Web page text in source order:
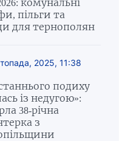
комунальні
пільги та
для тернополян
2025, 11:38
подиху
із недугою»:
38-річна
з